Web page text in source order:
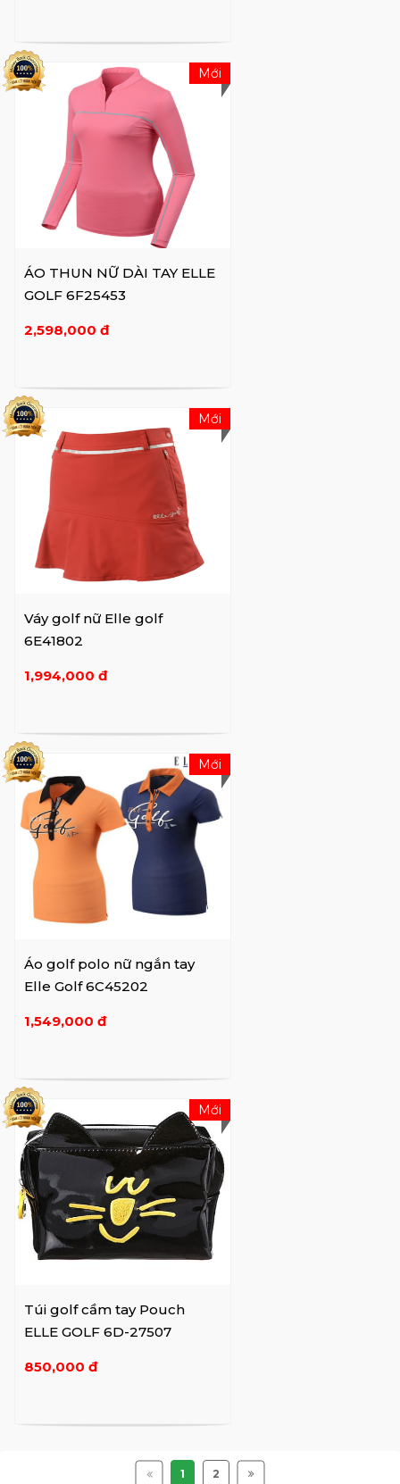
ÁO THUN NỮ DÀI TAY ELLE
GOLF 6F25453
2,598,000 đ
Mới
Váy golf nữ Elle golf
6E41802
1,994,000 đ
Mới
Áo golf polo nữ ngắn tay
Elle Golf 6C45202
1,549,000 đ
Mới
Túi golf cầm tay Pouch
ELLE GOLF 6D-27507
850,000 đ
Mới
1 2
Copyright @7golf